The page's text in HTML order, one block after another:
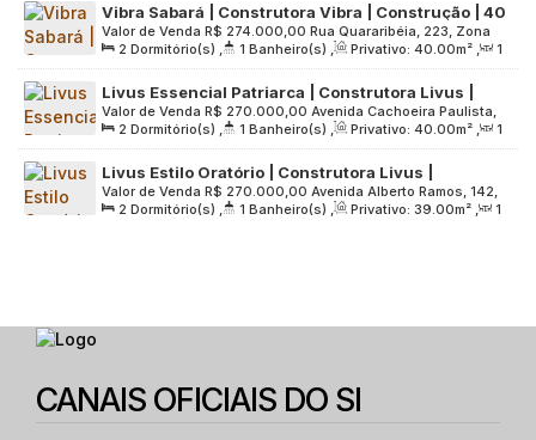
Vibra Sabará | Construtora Vibra | Construção | 40
Metros | 02 Dormitórios | com Varanda | sem Vaga
R$ 274.000,00
Valor de Venda
Rua Quararibéia, 223, Zona
Sul, 04689-160, Vila Isa, São Paulo, São Paulo, Brasil
2 Dormitório(s) , 1 Banheiro(s) , Privativo: 40.00m² ,
1
Sala(s) , Útil: 40.00m² , Terreno: 5789.00m²
Livus Essencial Patriarca | Construtora Livus |
Lançamento | 40 Metros | 02 Dormitórios | com
Varanda | sem Vaga
R$ 270.000,00
Valor de Venda
Avenida Cachoeira Paulista,
47, Zona Leste, 03551-000, Cidade Patriarca, São Paulo, São
Paulo, Brasil
2 Dormitório(s) , 1 Banheiro(s) , Privativo: 40.00m² ,
1
Sala(s) , Útil: 40.00m² , Terreno: 1208.00m²
Livus Estilo Oratório | Construtora Livus |
Lançamento | 39 Metros | 02 Dormitórios | Varanda
| sem Vaga
R$ 270.000,00
Valor de Venda
Avenida Alberto Ramos, 142,
Zona Leste, 03222-000, Jardim Independência, São Paulo,
2 Dormitório(s) , 1 Banheiro(s) , Privativo: 39.00m² ,
1
CANAIS OFICIAIS DO SI